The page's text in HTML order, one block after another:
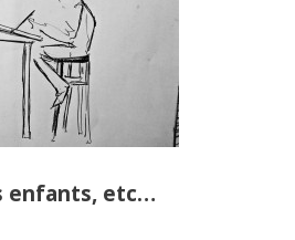
enfants, etc…